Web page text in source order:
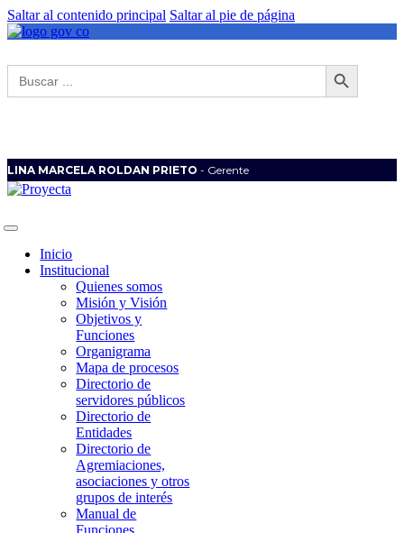
Saltar al contenido principal Saltar al pie de página
Buscar: Botón de búsqueda
LINA MARCELA ROLDAN PRIETO - Gerente
Inicio
Institucional
Quienes somos
Misión y Visión
Objetivos y
Funciones
Organigrama
Mapa de procesos
Directorio de
servidores públicos
Directorio de
Entidades
Directorio de
Agremiaciones,
asociaciones y otros
grupos de interés
Manual de
Funciones